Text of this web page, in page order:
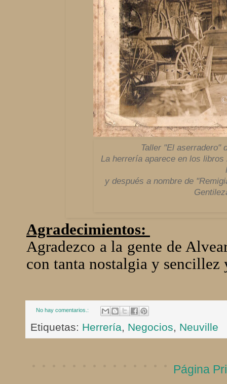
Taller "El aserradero"
La herrería aparece en los
y después a nombre de
Agradecimientos:
Agradezco a la gente de
con tanta nostalgia y
No hay comentarios.:
Etiquetas: Herrería, Negocios, Neuville
Página